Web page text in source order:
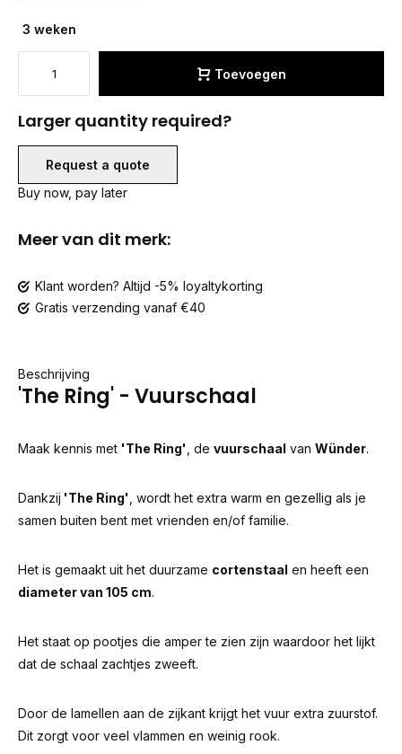
3 weken
Toevoegen
Larger quantity required?
Request a quote
Buy now, pay later
Meer van dit merk:
Klant worden? Altijd -5% loyaltykorting
Gratis verzending vanaf €40
Beschrijving
'The Ring' - Vuurschaal
Maak kennis met 'The Ring' , de vuurschaal van Wünder.
Dankzij 'The Ring' , wordt het extra warm en gezellig als je
samen buiten bent met vrienden en/of familie.
Het is gemaakt uit het duurzame cortenstaal en heeft een
diameter van 105 cm.
Het staat op pootjes die amper te zien zijn waardoor het lijkt
dat de schaal zachtjes zweeft.
Door de lamellen aan de zijkant krijgt het vuur extra zuurstof.
Dit zorgt voor veel vlammen en weinig rook.